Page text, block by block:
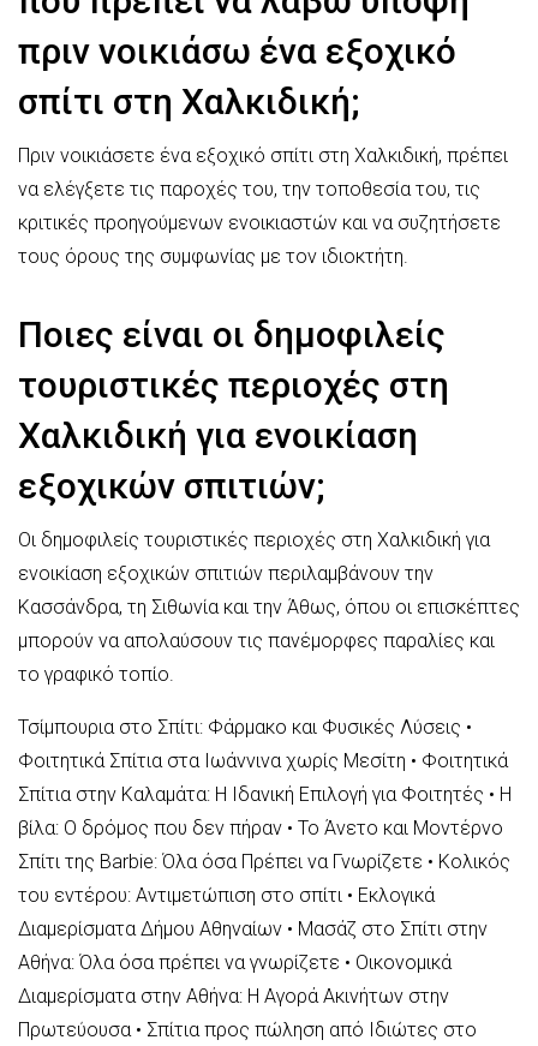
πριν νοικιάσω ένα εξοχικό
σπίτι στη Χαλκιδική;
Πριν νοικιάσετε ένα εξοχικό σπίτι στη Χαλκιδική, πρέπει
να ελέγξετε τις παροχές του, την τοποθεσία του, τις
κριτικές προηγούμενων ενοικιαστών και να συζητήσετε
τους όρους της συμφωνίας με τον ιδιοκτήτη.
Ποιες είναι οι δημοφιλείς
τουριστικές περιοχές στη
Χαλκιδική για ενοικίαση
εξοχικών σπιτιών;
Οι δημοφιλείς τουριστικές περιοχές στη Χαλκιδική για
ενοικίαση εξοχικών σπιτιών περιλαμβάνουν την
Κασσάνδρα, τη Σιθωνία και την Άθως, όπου οι επισκέπτες
μπορούν να απολαύσουν τις πανέμορφες παραλίες και
το γραφικό τοπίο.
Τσίμπουρια στο Σπίτι: Φάρμακο και Φυσικές Λύσεις •
Φοιτητικά Σπίτια στα Ιωάννινα χωρίς Μεσίτη • Φοιτητικά
Σπίτια στην Καλαμάτα: Η Ιδανική Επιλογή για Φοιτητές • Η
βίλα: Ο δρόμος που δεν πήραν • Το Άνετο και Μοντέρνο
Σπίτι της Barbie: Όλα όσα Πρέπει να Γνωρίζετε • Κολικός
του εντέρου: Αντιμετώπιση στο σπίτι • Εκλογικά
Διαμερίσματα Δήμου Αθηναίων • Μασάζ στο Σπίτι στην
Αθήνα: Όλα όσα πρέπει να γνωρίζετε • Οικονομικά
Διαμερίσματα στην Αθήνα: Η Αγορά Ακινήτων στην
Πρωτεύουσα• Σπίτια προς πώληση από Ιδιώτες στο